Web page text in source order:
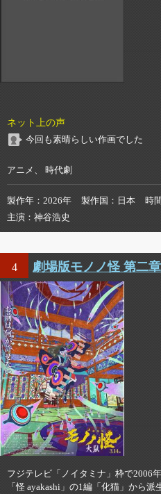
ネット上の声
今回も素晴らしい作画でした
アニメ、 時代劇
製作年 2026年 製作国 日本 時間
主演
神谷浩史
4 劇場版モノノ怪 第二
フジテレビ「ノイタミナ」枠で2006
「怪 ayakashi」の1編「化猫」から